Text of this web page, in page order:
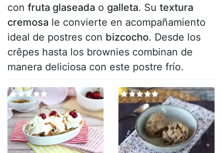
con fruta glaseada o galleta. Su textura
cremosa le convierte en acompañamiento
ideal de postres con bizcocho. Desde los
crêpes hasta los brownies combinan de
manera deliciosa con este postre frío.